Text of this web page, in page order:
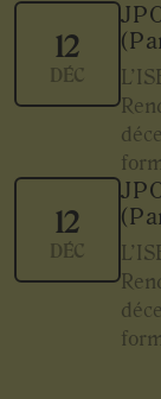
12
DÉC
12
DÉC